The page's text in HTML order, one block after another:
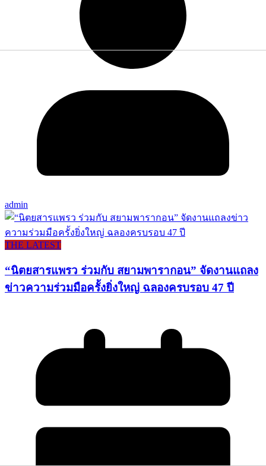
admin
THE LATEST
“นิตยสารแพรว ร่วมกับ สยามพารากอน” จัดงานแถลง
ข่าวความร่วมมือครั้งยิ่งใหญ่ ฉลองครบรอบ 47 ปี